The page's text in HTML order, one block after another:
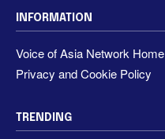
INFORMATION
Voice of Asia Network Home
Privacy and Cookie Policy
TRENDING